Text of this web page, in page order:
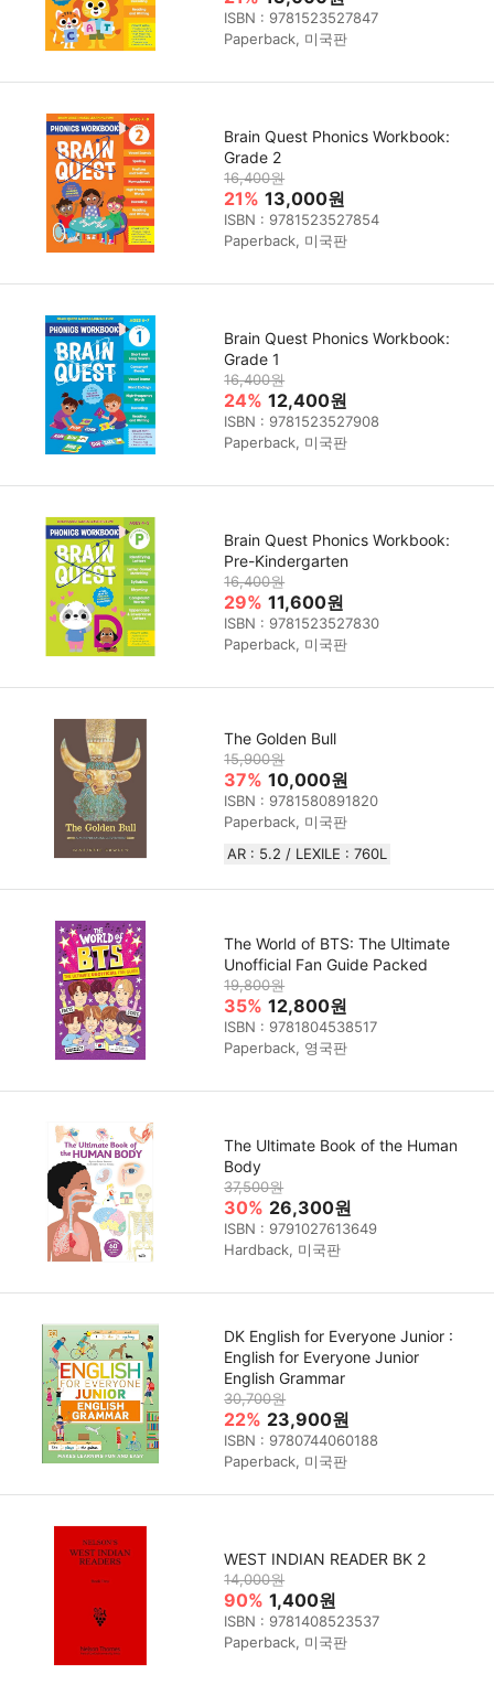
ISBN : 9781523527847
Paperback, 미국판
Brain Quest Phonics Workbook:
Grade 2
16,400원
21% 13,000원
ISBN : 9781523527854
Paperback, 미국판
Brain Quest Phonics Workbook:
Grade 1
16,400원
24% 12,400원
ISBN : 9781523527908
Paperback, 미국판
Brain Quest Phonics Workbook:
Pre-Kindergarten
16,400원
29% 11,600원
ISBN : 9781523527830
Paperback, 미국판
The Golden Bull
15,900원
37% 10,000원
ISBN : 9781580891820
Paperback, 미국판
AR : 5.2 / LEXILE : 760L
The World of BTS: The Ultimate
Unofficial Fan Guide Packed
19,800원
35% 12,800원
ISBN : 9781804538517
Paperback, 영국판
The Ultimate Book of the Human
Body
37,500원
30% 26,300원
ISBN : 9791027613649
Hardback, 미국판
DK English for Everyone Junior :
English for Everyone Junior
English Grammar
30,700원
22% 23,900원
ISBN : 9780744060188
Paperback, 미국판
WEST INDIAN READER BK 2
14,000원
90% 1,400원
ISBN : 9781408523537
Paperback, 미국판